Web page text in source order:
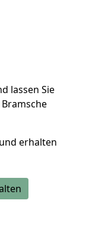
lassen Sie
und erhalten